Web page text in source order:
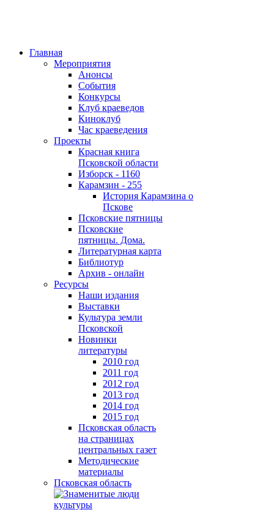
Главная
Мероприятия
Анонсы
События
Конкурсы
Клуб краеведов
Киноклуб
Час краеведения
Проекты
Красная книга
Псковской области
Изборск - 1160
Карамзин - 255
История Карамзина о
Пскове
Псковские пятницы
Псковские
пятницы. Дома.
Литературная карта
Библиотур
Архив - онлайн
Ресурсы
Наши издания
Выставки
Культура земли
Псковской
Новинки
литературы
2010 год
2011 год
2012 год
2013 год
2014 год
2015 год
Псковская область
на страницах
центральных газет
Методические
материалы
Псковская область